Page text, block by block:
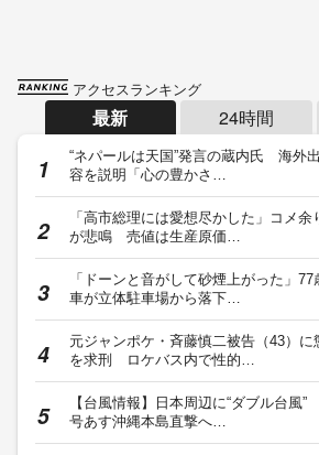
アクセスランキング
最新 24時間
“ネパールは天国”発言の蔵内氏 海外
容を説明「心の豊かさ…
「高市総理には愛想尽かした」コメ余
が悲鳴 売値は生産原価…
「ドーンと音がして砂煙上がった」77
車が立体駐車場から落下…
元ジャンポケ・斉藤慎二被告（43）に
を求刑 ロケバス内で性的…
【台風情報】日本周辺に“ダブル台風
号あす沖縄本島直撃へ…